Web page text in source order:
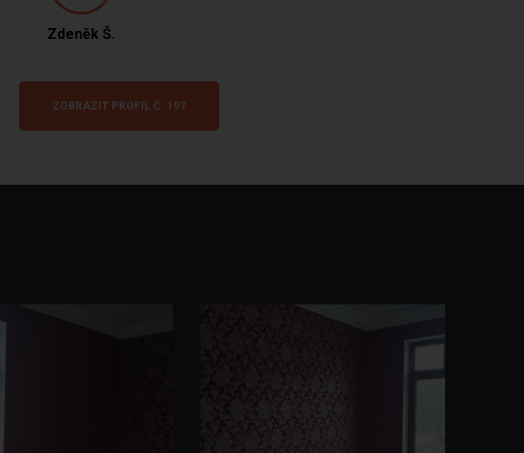
Zdeněk Š.
ZOBRAZIT PROFIL Č. 197